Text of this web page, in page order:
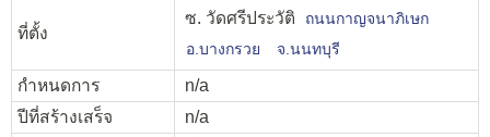
ที่ตั้ง
ซ. วัดศรีประวัติ
ถนนกาญจนาภิเษก
อ.บางกรวย
จ.นนทบุรี
กำหนดการ
n/a
ปีที่สร้างเสร็จ
n/a